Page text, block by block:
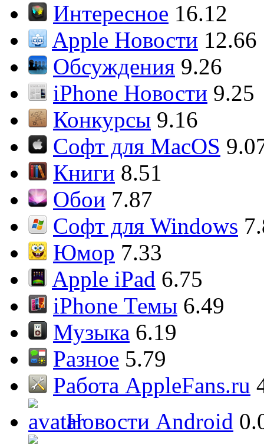
Интересное 16.12
Apple Новости 12.66
Обсуждения 9.26
iPhone Новости 9.25
Конкурсы 9.16
Софт для MacOS
Книги 8.51
Обои 7.87
Софт для Windows
Юмор 7.33
Apple iPad 6.75
iPhone Темы 6.49
Музыка 6.19
Разное 5.79
Работа AppleFans.ru
Новости Android